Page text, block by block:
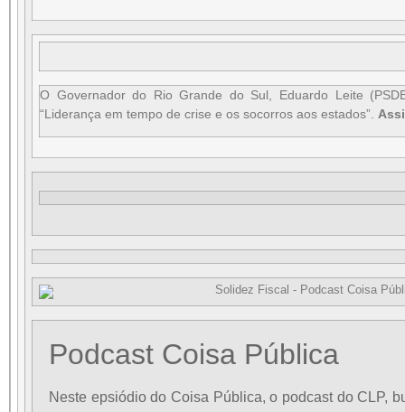
O Governador do Rio Grande do Sul, Eduardo Leite
“Liderança em tempo de crise e os socorros aos estados”.
Podcast Coisa Pública
Neste epsiódio do Coisa Pública, o podcast do CLP,